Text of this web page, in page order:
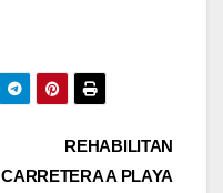
REHABILITAN
CARRETERA A PLAYA